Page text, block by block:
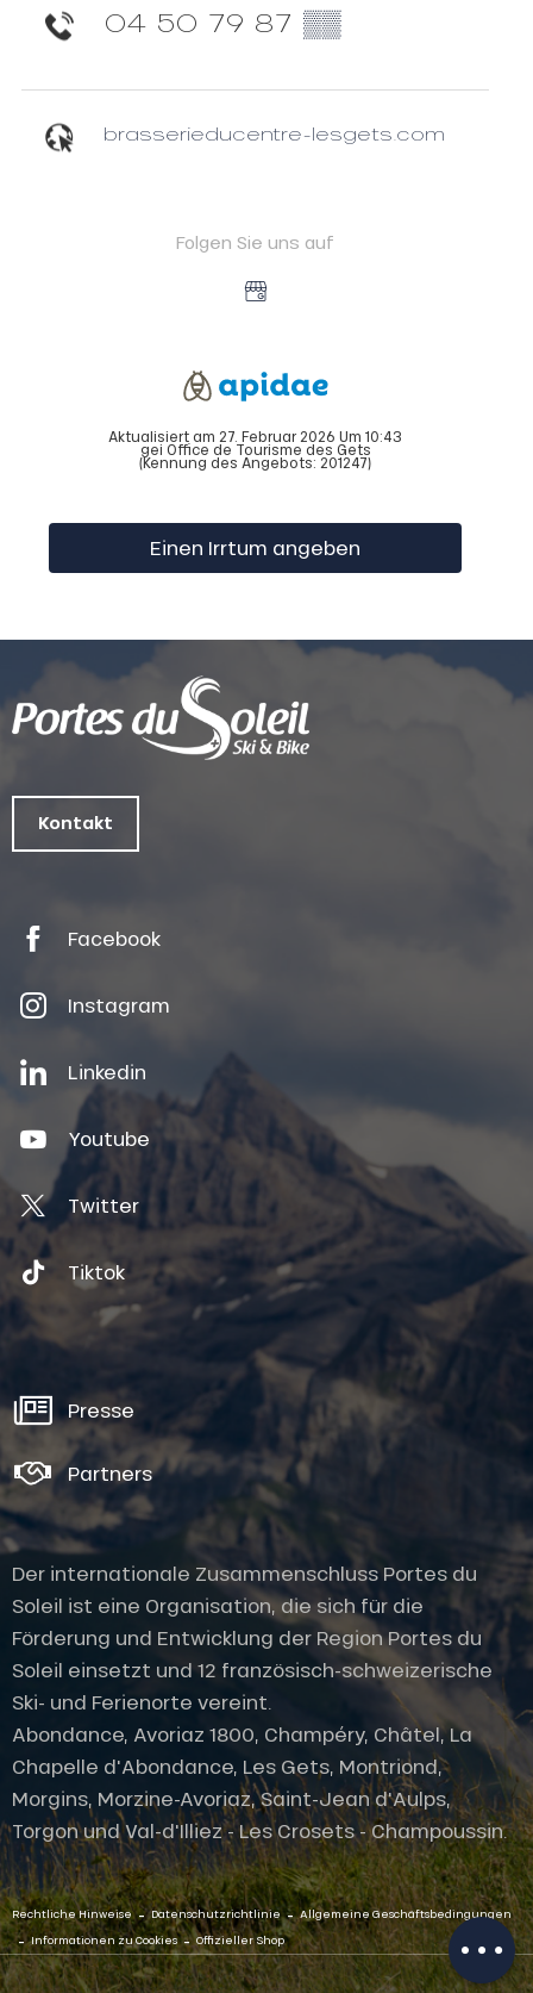
Beschreibung
Service
Öffnungen
Per E-Mail
kontaktieren
04 50 79 87 ▒▒
brasserieducentre-lesgets.com
Folgen Sie uns auf
Aktualisiert am 27. Februar 2026 Um 10:43
gei Office de Tourisme des Gets
(Kennung des Angebots: 201247)
Einen Irrtum angeben
Kontakt
Facebook
Instagram
Linkedin
Youtube
Twitter
Tiktok
Presse
Partners
Der internationale Zusammenschluss Portes du
Soleil ist eine Organisation, die sich für die
Förderung und Entwicklung der Region Portes du
Soleil einsetzt und 12 französisch-schweizerische
Ski- und Ferienorte vereint.
Abondance, Avoriaz 1800, Champéry, Châtel, La
Chapelle d'Abondance, Les Gets, Montriond,
Morgins, Morzine-Avoriaz, Saint-Jean d'Aulps,
Torgon und Val-d'Illiez - Les Crosets - Champoussin.
Rechtliche Hinweise - Datenschutzrichtlinie - Allgemeine Geschäftsbedingungen
- Informationen zu Cookies - Offizieller Shop